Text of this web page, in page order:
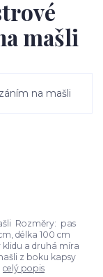
mašli
Rozměry: pas
délka 100 cm
a druhá míra
z boku kapsy
celý popis